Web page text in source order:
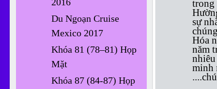
trong
sự
Hóa
năm
minh
Du Ngoạn Cruise
Mexico 2017
Khóa 81 (78–81) Họp
Mặt
Khóa 87 (84-87) Họp